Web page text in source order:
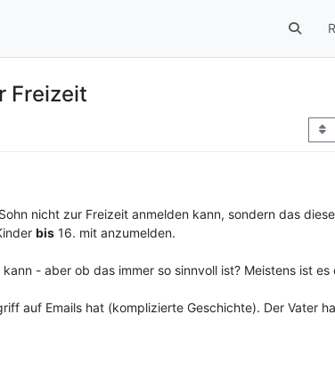
Freizeit
nicht zur Freizeit anmelden kann, sondern das
bis 16. mit anzumelden.
- aber ob das immer so sinnvoll ist? Meistens ist
auf Emails hat (komplizierte Geschichte). Der Vater